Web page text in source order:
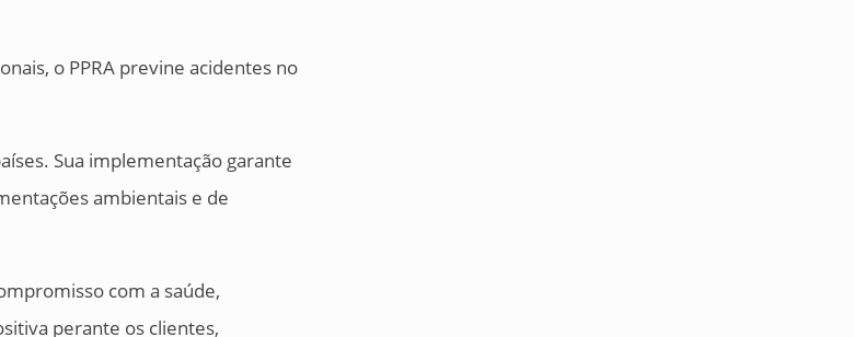
o PPRA previne acidentes no
Sua implementação garante
ambientais e de
com a saúde,
perante os clientes,